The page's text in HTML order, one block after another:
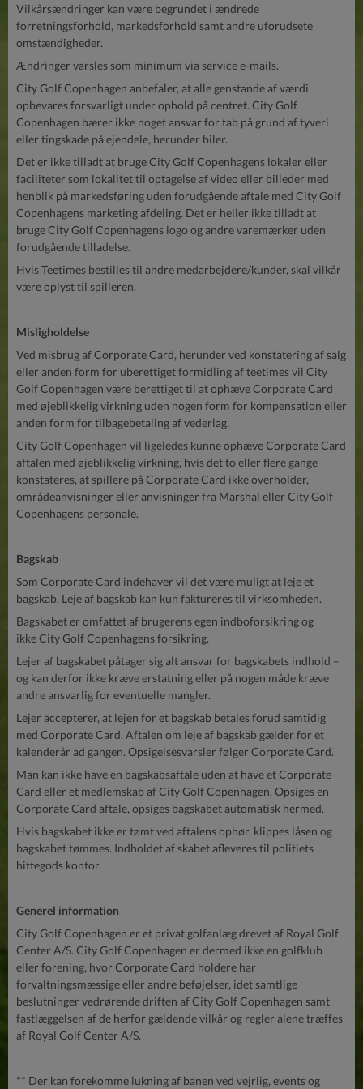
Vilkårsændringer kan være begrundet i ændrede
forretningsforhold, markedsforhold samt andre uforudsete
omstændigheder.
Ændringer varsles som minimum via service e-mails.
City Golf Copenhagen anbefaler, at alle genstande af værdi
opbevares forsvarligt under ophold på centret. City Golf
Copenhagen bærer ikke noget ansvar for tab på grund af tyveri
eller tingskade på ejendele, herunder biler.
Det er ikke tilladt at bruge City Golf Copenhagens lokaler eller
faciliteter som lokalitet til optagelse af video eller billeder med
henblik på markedsføring uden forudgående aftale med City Golf
Copenhagens marketing afdeling. Det er heller ikke tilladt at
bruge City Golf Copenhagens logo og andre varemærker uden
forudgående tilladelse.
Hvis Teetimes bestilles til andre medarbejdere/kunder, skal vilkår
være oplyst til spilleren.
Misligholdelse
Ved misbrug af Corporate Card, herunder ved konstatering af salg
eller anden form for uberettiget formidling af teetimes vil City
Golf Copenhagen være berettiget til at ophæve Corporate Card
med øjeblikkelig virkning uden nogen form for kompensation eller
anden form for tilbagebetaling af vederlag.
City Golf Copenhagen vil ligeledes kunne ophæve Corporate Card
aftalen med øjeblikkelig virkning, hvis det to eller flere gange
konstateres, at spillere på Corporate Card ikke overholder,
områdeanvisninger eller anvisninger fra Marshal eller City Golf
Copenhagens personale.
Bagskab
Som Corporate Card indehaver vil det være muligt at leje et
bagskab. Leje af bagskab kan kun faktureres til virksomheden.
Bagskabet er omfattet af brugerens egen indboforsikring og
ikke City Golf Copenhagens forsikring.
Lejer af bagskabet påtager sig alt ansvar for bagskabets indhold –
og kan derfor ikke kræve erstatning eller på nogen måde kræve
andre ansvarlig for eventuelle mangler.
Lejer accepterer, at lejen for et bagskab betales forud samtidig
med Corporate Card. Aftalen om leje af bagskab gælder for et
kalenderår ad gangen. Opsigelsesvarsler følger Corporate Card.
Man kan ikke have en bagskabsaftale uden at have et Corporate
Card eller et medlemskab af City Golf Copenhagen. Opsiges en
Corporate Card aftale, opsiges bagskabet automatisk hermed.
Hvis bagskabet ikke er tømt ved aftalens ophør, klippes låsen og
bagskabet tømmes. Indholdet af skabet afleveres til politiets
hittegods kontor.
Generel information
City Golf Copenhagen er et privat golfanlæg drevet af Royal Golf
Center A/S. City Golf Copenhagen er dermed ikke en golfklub
eller forening, hvor Corporate Card holdere har
forvaltningsmæssige eller andre beføjelser, idet samtlige
beslutninger vedrørende driften af City Golf Copenhagen samt
fastlæggelsen af de herfor gældende vilkår og regler alene træffes
af Royal Golf Center A/S.
** Der kan forekomme lukning af banen ved vejrlig, events og